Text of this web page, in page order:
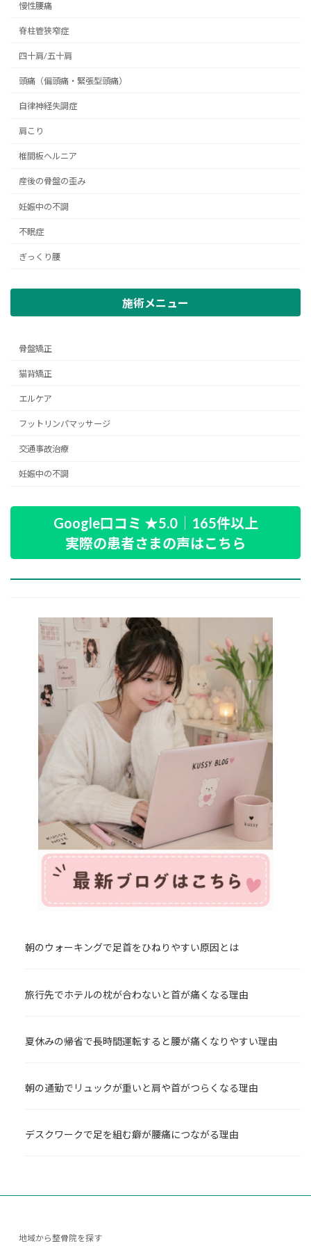
慢性腰痛
脊柱管狭窄症
四十肩/五十肩
頭痛（偏頭痛・緊張型頭痛）
自律神経失調症
肩こり
椎間板ヘルニア
産後の骨盤の歪み
妊娠中の不調
不眠症
ぎっくり腰
施術メニュー
骨盤矯正
猫背矯正
エルケア
フットリンパマッサージ
交通事故治療
妊娠中の不調
Google口コミ ★5.0｜165件以上
実際の患者さまの声はこちら
朝のウォーキングで足首をひねりやすい原因とは
旅行先でホテルの枕が合わないと首が痛くなる理由
夏休みの帰省で長時間運転すると腰が痛くなりやすい理由
朝の通勤でリュックが重いと肩や首がつらくなる理由
デスクワークで足を組む癖が腰痛につながる理由
地域から整骨院を探す